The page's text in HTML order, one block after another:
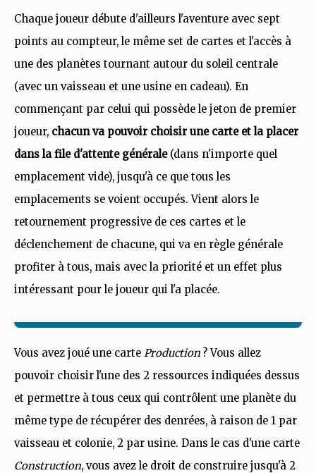
Chaque joueur débute d'ailleurs l'aventure avec sept
points au compteur, le même set de cartes et l'accès à
une des planètes tournant autour du soleil centrale
(avec un vaisseau et une usine en cadeau). En
commençant par celui qui possède le jeton de premier
joueur, chacun va pouvoir choisir une carte et la placer
dans la file d'attente générale(dans n'importe quel
emplacement vide), jusqu'à ce que tous les
emplacements se voient occupés. Vient alors le
retournement progressive de ces cartes et le
déclenchement de chacune, qui va en règle générale
profiter à tous, mais avec la priorité et un effet plus
intéressant pour le joueur qui l'a placée.
Vous avez joué une carte Production ? Vous allez
pouvoir choisir l'une des 2 ressources indiquées dessus
et permettre à tous ceux qui contrôlent une planète du
même type de récupérer des denrées, à raison de 1 par
vaisseau et colonie, 2 par usine. Dans le cas d'une carte
Construction, vous avez le droit de construire jusqu'à 2